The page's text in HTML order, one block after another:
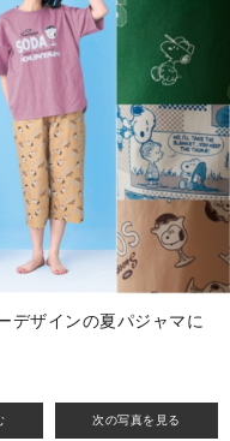
次の写真を見る
デザインの夏パジャマに